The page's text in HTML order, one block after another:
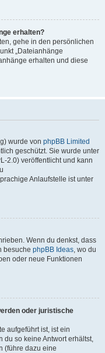
erhalten?
gehe in den persönlichen
„Dateianhänge
erhalten und diese
wurde von phpBB Limited
geschützt. Sie wurde unter
2.0) veröffentlicht und kann
Anlaufstelle ist unter
Wenn du denkst, dass
besuche phpBB Ideas, wo du
oder neue Funktionen
oder juristische
aufgeführt ist, ist ein
du so keine Antwort erhältst,
(führe dazu eine